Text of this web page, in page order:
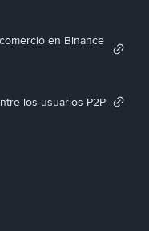
en Binance
los usuarios P2P